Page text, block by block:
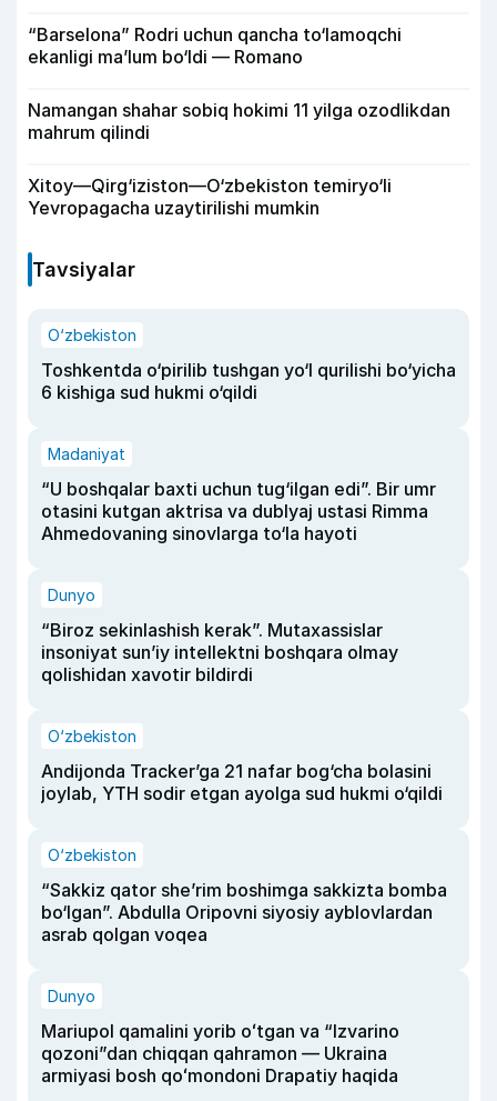
“Barselona” Rodri uchun qancha to‘lamoqchi
ekanligi ma’lum bo‘ldi — Romano
Namangan shahar sobiq hokimi 11 yilga ozodlikdan
mahrum qilindi
Xitoy—Qirg‘iziston—O‘zbekiston temiryo‘li
Yevropagacha uzaytirilishi mumkin
Tavsiyalar
O‘zbekiston
Toshkentda o‘pirilib tushgan yo‘l qurilishi bo‘yicha
6 kishiga sud hukmi o‘qildi
Madaniyat
“U boshqalar baxti uchun tug‘ilgan edi”. Bir umr
otasini kutgan aktrisa va dublyaj ustasi Rimma
Ahmedovaning sinovlarga to‘la hayoti
Dunyo
“Biroz sekinlashish kerak”. Mutaxassislar
insoniyat sun’iy intellektni boshqara olmay
qolishidan xavotir bildirdi
O‘zbekiston
Andijonda Tracker’ga 21 nafar bog‘cha bolasini
joylab, YTH sodir etgan ayolga sud hukmi o‘qildi
O‘zbekiston
“Sakkiz qator she’rim boshimga sakkizta bomba
bo‘lgan”. Abdulla Oripovni siyosiy ayblovlardan
asrab qolgan voqea
Dunyo
Mariupol qamalini yorib oʻtgan va “Izvarino
qozoni”dan chiqqan qahramon — Ukraina
armiyasi bosh qoʻmondoni Drapatiy haqida